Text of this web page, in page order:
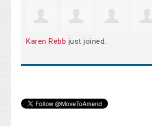
Karen Rebb just joined.